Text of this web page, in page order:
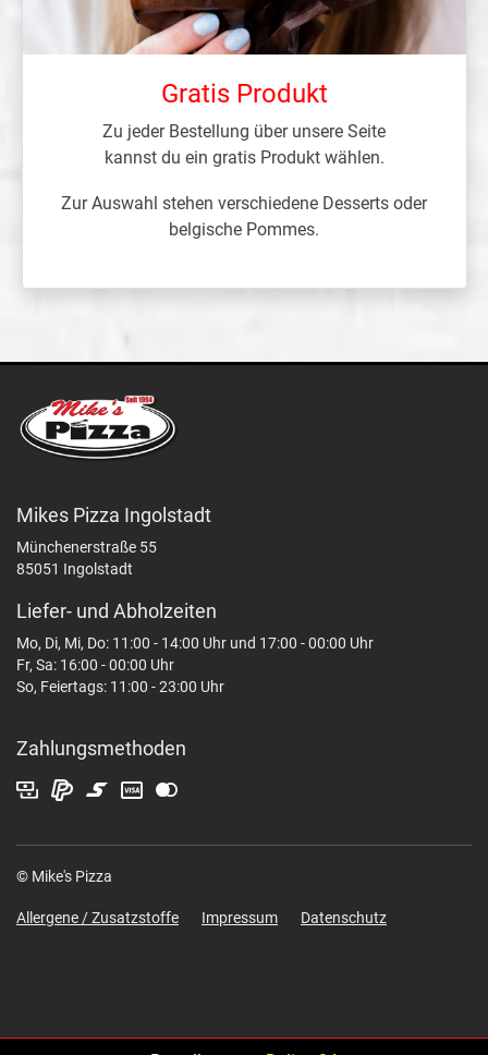
Gratis Produkt
Zu jeder Bestellung über unsere Seite
kannst du ein gratis Produkt wählen.
Zur Auswahl stehen verschiedene Desserts oder
belgische Pommes.
Mikes Pizza Ingolstadt
Münchenerstraße 55
85051 Ingolstadt
Liefer- und Abholzeiten
Mo, Di, Mi, Do: 11:00 - 14:00 Uhr und 17:00 - 00:00 Uhr
Fr, Sa: 16:00 - 00:00 Uhr
So, Feiertags: 11:00 - 23:00 Uhr
Zahlungsmethoden
© Mike's Pizza
Allergene / Zusatzstoffe Impressum Datenschutz